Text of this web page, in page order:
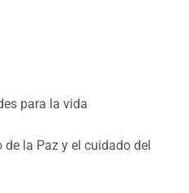
para la vida
la Paz y el cuidado del